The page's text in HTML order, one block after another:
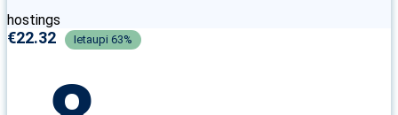
hostings
€22.32